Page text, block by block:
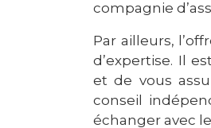
compagnie
Par ailleurs,
d’expertise. Il
et de vous
conseil
échanger avec